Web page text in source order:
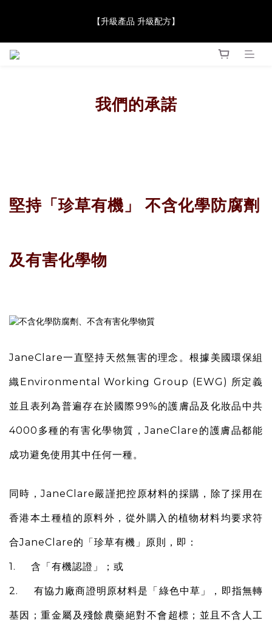
Award 勇奪金獎】
【升級產品 升級配方】
【JaneClare 康膚薈在iida Award Milan 2024 Professional
我們的承諾
堅持「珍草有機」 不含化學防腐劑
及有害化學物
JaneClare一直堅持天然無害的理念。根據美國環保組
織Environmental Working Group (EWG) 所定義
並且表列為普遍存在於國際99%的護膚品及化妝品中共
4000多種的有害化學物質，JaneClare的護膚品都能
成功避免使用其中任何一種。
同時，JaneClare嚴謹把控原材料的採購，除了採用在
香港本土種植的原料外，從外購入的植物材料均要求符
合JaneClare的「珍草有機」原則，即：
1. 含「有機認證」；或
2. 有協力廠商證明原材料是「綠色中草」，即指無轉
基因；重金屬及殘餘農藥絕對不會超標；並且不含人工